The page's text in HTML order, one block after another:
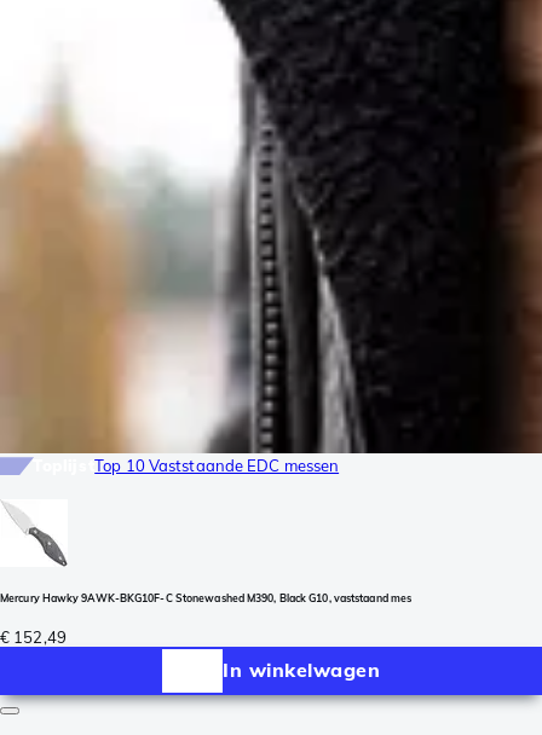
ToplijstTop 10 Vaststaande EDC messen
Mercury Hawky 9AWK-BKG10F-C Stonewashed M390, Black G10, vaststaand mes
€ 152,49
In winkelwagen